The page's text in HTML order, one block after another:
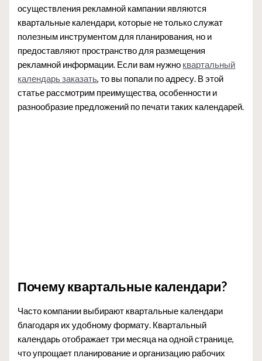
осуществления рекламной кампании являются
квартальные календари, которые не только служат
полезным инструментом для планирования, но и
предоставляют пространство для размещения
рекламной информации. Если вам нужно квартальный
календарь заказать, то вы попали по адресу. В этой
статье рассмотрим преимущества, особенности и
разнообразие предложений по печати таких календарей.
Почему квартальные календари?
Часто компании выбирают квартальные календари
благодаря их удобному формату. Квартальный
календарь отображает три месяца на одной странице,
что упрощает планирование и организацию рабочих